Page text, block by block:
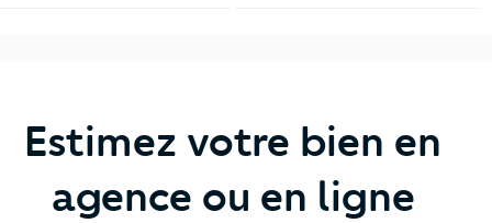
Estimez votre bien en
agence ou en ligne